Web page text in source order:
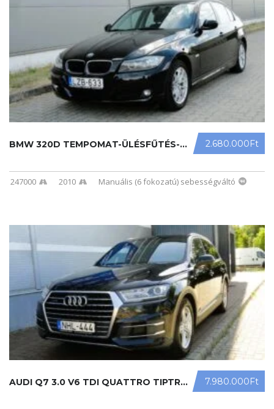
2.680.000Ft
BMW 320D TEMPOMAT-ÜLÉSFŰTÉS-XEN ...
247000 2010 Manuális (6 fokozatú) sebességváltó
7.980.000Ft
AUDI Q7 3.0 V6 TDI QUATTRO TIPTRONI ...